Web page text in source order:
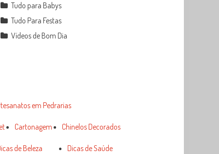
Tudo para Babys
Tudo Para Festas
Vídeos de Bom Dia
em Pedrarias
Cartonagem Chinelos Decorados
de Beleza
Dicas de Saúde